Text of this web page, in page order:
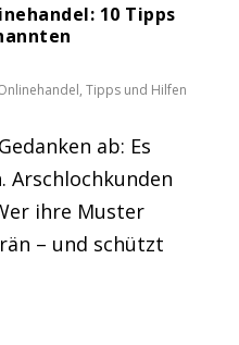
10 Tipps
,Tipps und Hilfen
ab: Es
Arschlochkunden
ihre Muster
– und schützt